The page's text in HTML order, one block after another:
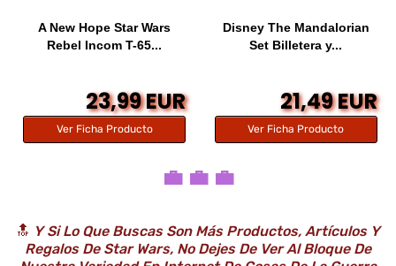
A New Hope Star Wars
Rebel Incom T-65...
23,99 EUR
Ver Ficha Producto
Disney The Mandalorian
Set Billetera y...
21,49 EUR
Ver Ficha Producto
💼 💼 💼
🔝 Y Si Lo Que Buscas Son Más Productos, Artículos Y
Regalos De Star Wars, No Dejes De Ver Al Bloque De